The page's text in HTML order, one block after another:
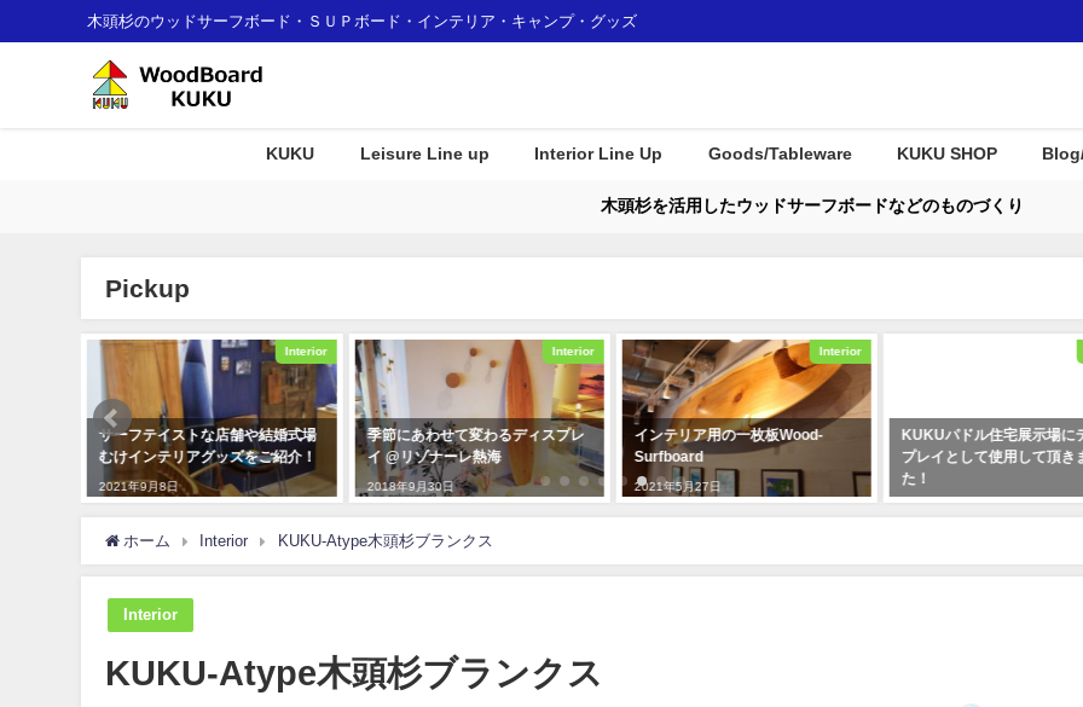
木頭杉のウッドサーフボード・ＳＵＰボード・インテリア・キャンプ・グッズ
KUKU Leisure Line up Interior Line Up Goods/Tableware KUKU SHOP
木頭杉を活用したウッドサーフボードなどのものづくり
Pickup
Interior
季節にあわせて変わるディスプレ
イ @リゾナーレ熱海
2018年9月30日
Interior
インテリア用の一枚板Wood-
Surfboard
2021年5月27日
Interior
KUKUパドル住宅展示場にディス
プレイとして使用して頂きまし
た！
COOL JAPAN
に向けてKUKUムービー
れました！
ホーム Interior KUKU-Atype木頭杉ブランクス
Interior
KUKU-Atype木頭杉ブランクス